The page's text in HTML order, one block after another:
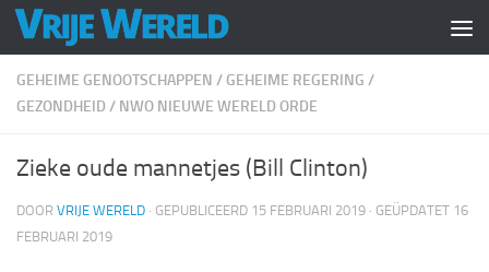
Doorgaan naar inhoud
GEHEIME GENOOTSCHAPPEN / GEHEIME REGERING /
GEZONDHEID / NWO NIEUWE WERELD ORDE
Zieke oude mannetjes (Bill Clinton)
DOOR VRIJE WERELD · GEPUBLICEERD 15 FEBRUARI 2019 · GEÜPDATET 16
FEBRUARI 2019